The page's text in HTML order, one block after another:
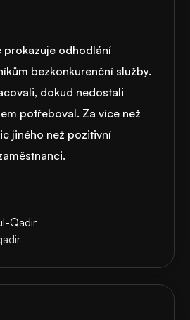
prokazuje odhodlání
bezkonkurenční služby.
dokud nedostali
potřeboval. Za více než
jiného než pozitivní
Qadir